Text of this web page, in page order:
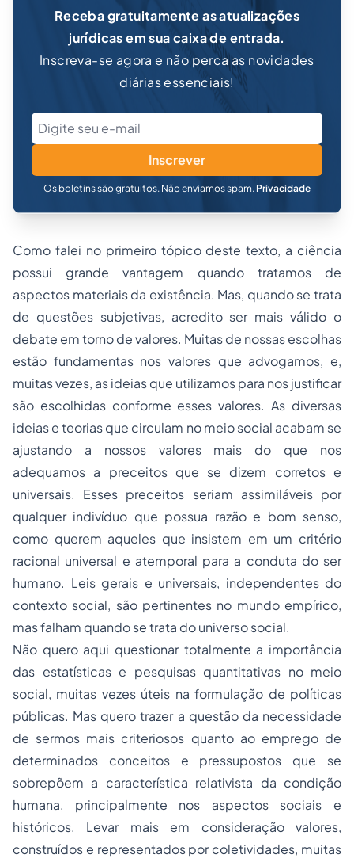
Receba gratuitamente as atualizações
jurídicas em sua caixa de entrada.
Inscreva-se agora e não perca as novidades
diárias essenciais!
Inscrever
Os boletins são gratuitos. Não enviamos spam. Privacidade
Como falei no primeiro tópico deste texto, a ciência
possui grande vantagem quando tratamos de
aspectos materiais da existência. Mas, quando se trata
de questões subjetivas, acredito ser mais válido o
debate em torno de valores. Muitas de nossas escolhas
estão fundamentas nos valores que advogamos, e,
muitas vezes, as ideias que utilizamos para nos justificar
são escolhidas conforme esses valores. As diversas
ideias e teorias que circulam no meio social acabam se
ajustando a nossos valores mais do que nos
adequamos a preceitos que se dizem corretos e
universais. Esses preceitos seriam assimiláveis por
qualquer indivíduo que possua razão e bom senso,
como querem aqueles que insistem em um critério
racional universal e atemporal para a conduta do ser
humano. Leis gerais e universais, independentes do
contexto social, são pertinentes no mundo empírico,
mas falham quando se trata do universo social.
Não quero aqui questionar totalmente a importância
das estatísticas e pesquisas quantitativas no meio
social, muitas vezes úteis na formulação de políticas
públicas. Mas quero trazer a questão da necessidade
de sermos mais criteriosos quanto ao emprego de
determinados conceitos e pressupostos que se
sobrepõem a característica relativista da condição
humana, principalmente nos aspectos sociais e
históricos. Levar mais em consideração valores,
construídos e representados por coletividades, muitas